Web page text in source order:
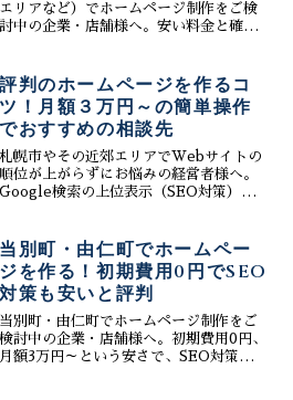
エリアなど）でホームページ制作をご検
討中の企業・店舗様へ。安い料金と確実
ダス進出や空港需要で活気づく千歳市に
おいて、HP制作・MEO対策・SEO対
策・SNS運用は必須です。株式会社ティ
ーコネクトなら、これらを専門知識不要
で一元管理し、集客効果大のWeb戦略を
実現。AI活用で業務も効率化します。ま
ずは無料相談から、貴社のビジネスを加
速させませんか？
評判のホームページを作るコ
ツ！月額３万円～の簡単操作
でおすすめの相談先
札幌市やその近郊エリアでWebサイトの
順位が上がらずにお悩みの経営者様へ。
Google検索の上位表示（SEO対策）を
策を打つことにあります。株式会社ティ
ーコネクトでは、初期費用不要・月額3万
円からという手頃な価格設定で、生成AI
を駆使した高度な検索エンジン対策を提
供。自社の順位が気になる方へ、おすす
めの無料ホームページ順位現状調査も随
時受付中です。地域密着型の戦略で貴社
当別町・由仁町でホームペー
ジを作る！初期費用0円でSEO
対策も安いと評判
当別町・由仁町でホームページ制作をご
検討中の企業・店舗様へ。初期費用0円、
月額3万円～という安さで、SEO対策・